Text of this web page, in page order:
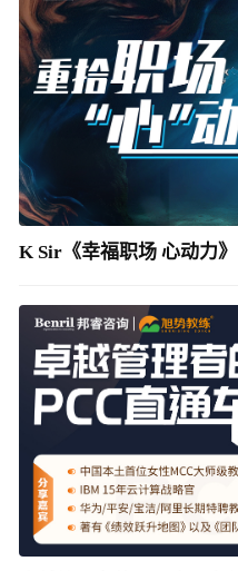
K Sir《幸福职场 心动力》